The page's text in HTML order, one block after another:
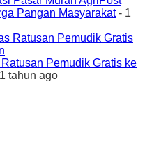
Pangan Masyarakat- 1
Pemudik Gratis ke
tahun ago